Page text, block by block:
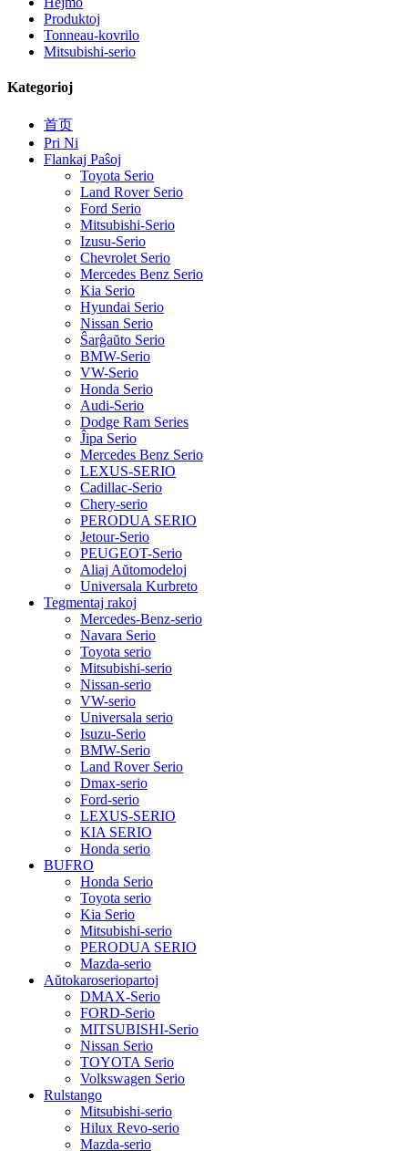
Produktoj
Tonneau-kovrilo
Mitsubishi-serio
Kategorioj
首页
Pri Ni
Flankaj Paŝoj
Toyota Serio
Land Rover Serio
Ford Serio
Mitsubishi-Serio
Izusu-Serio
Chevrolet Serio
Mercedes Benz Serio
Kia Serio
Hyundai Serio
Nissan Serio
Ŝarĝaŭto Serio
BMW-Serio
VW-Serio
Honda Serio
Audi-Serio
Dodge Ram Series
Ĵipa Serio
Mercedes Benz Serio
LEXUS-SERIO
Cadillac-Serio
Chery-serio
PERODUA SERIO
Jetour-Serio
PEUGEOT-Serio
Aliaj Aŭtomodeloj
Universala Kurbreto
Tegmentaj rakoj
Mercedes-Benz-serio
Navara Serio
Toyota serio
Mitsubishi-serio
Nissan-serio
VW-serio
Universala serio
Isuzu-Serio
BMW-Serio
Land Rover Serio
Dmax-serio
Ford-serio
LEXUS-SERIO
KIA SERIO
Honda serio
BUFRO
Honda Serio
Toyota serio
Kia Serio
Mitsubishi-serio
PERODUA SERIO
Mazda-serio
Aŭtokaroseriopartoj
DMAX-Serio
FORD-Serio
MITSUBISHI-Serio
Nissan Serio
TOYOTA Serio
Volkswagen Serio
Rulstango
Mitsubishi-serio
Hilux Revo-serio
Mazda-serio